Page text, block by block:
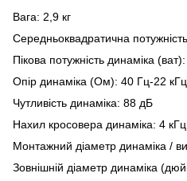
Вага: 2,9 кг
Середньоквадратична
Пікова потужність динаміка
Опір динаміка (Ом): 40 Гц-22 кГц
Чутливість динаміка: 88 дБ
Нахил кросовера динаміка: 4
Монтажний діаметр динаміка /
Зовнішній діаметр динаміка